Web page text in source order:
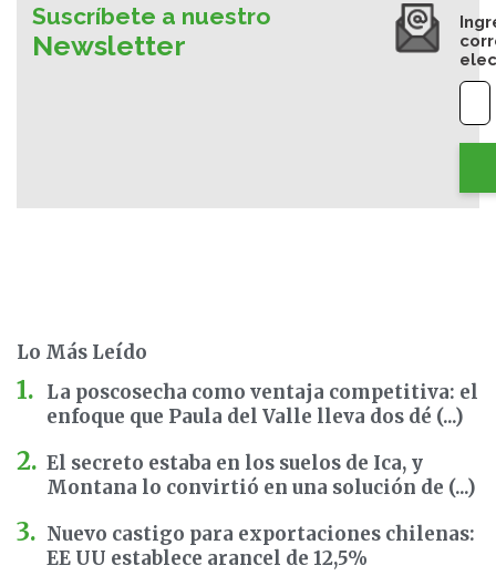
Suscríbete a nuestro
Newsletter
Lo Más Leído
La poscosecha como ventaja competitiva: el
enfoque que Paula del Valle lleva dos dé (...)
El secreto estaba en los suelos de Ica, y
Montana lo convirtió en una solución de (...)
Nuevo castigo para exportaciones chilenas:
EE UU establece arancel de 12,5%